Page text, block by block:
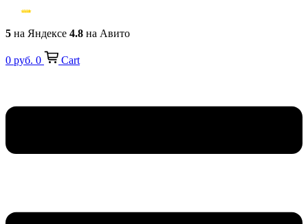
5 на Яндексе 4.8 на Авито
0 руб. 0 Cart